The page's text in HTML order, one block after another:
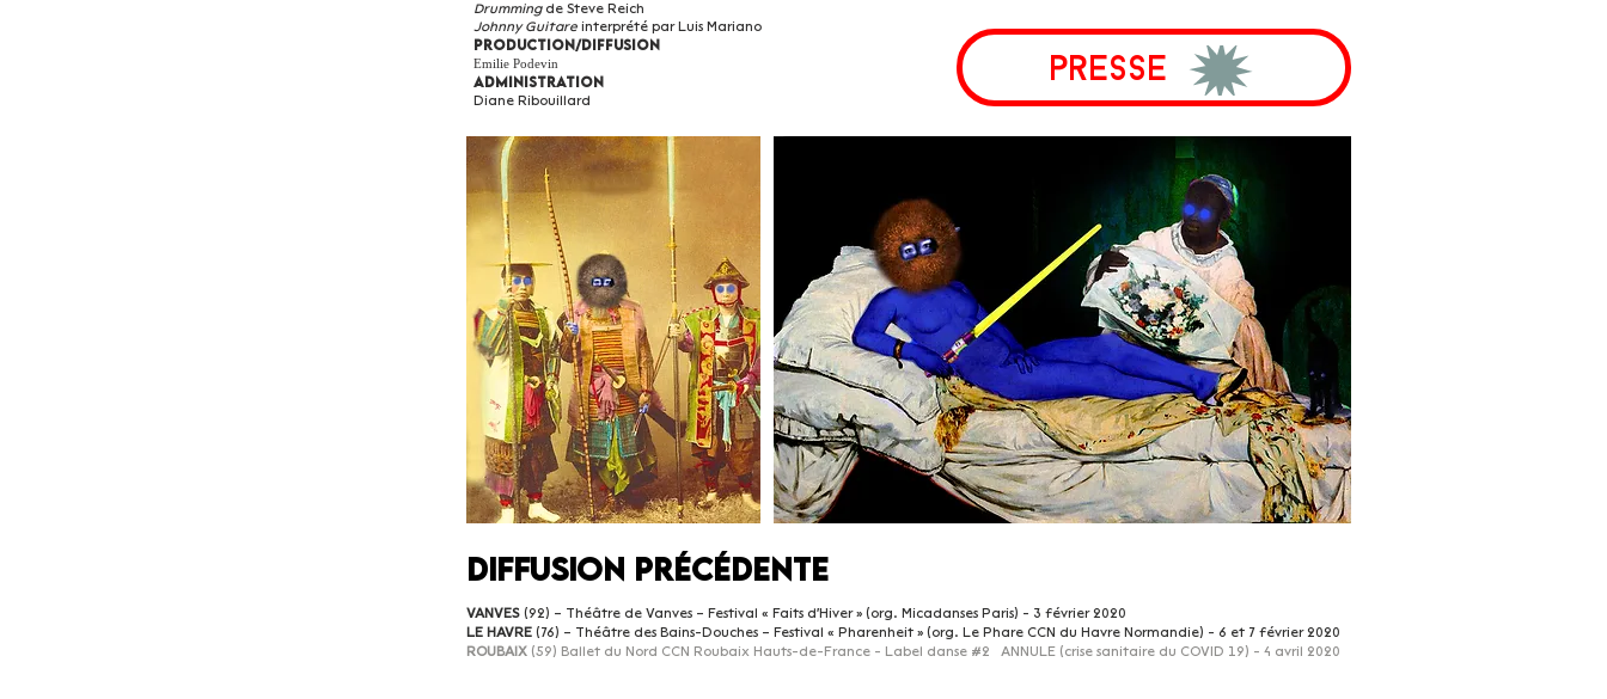
Drummingde Steve Reich
Johnny Guitare interprété par Luis Mariano
Production/diffusion
Emilie Podevin
Administration
Diane Ribouillard
presse
Diffusion Précédente
VANVES (92) – Théâtre de Vanves – Festival « Faits d'Hiver » (org. Micadanses Paris) - 3 février 2020
LE HAVRE (76) – Théâtre des Bains-Douches – Festival « Pharenheit » (org. Le Phare CCN du Havre Normandie) - 6 et 7 février 2020
ROUBAIX (59) Ballet du Nord CCN Roubaix Hauts-de-France - Label danse #2 ANNULE (crise sanitaire du COVID 19) - 4 avril 2020